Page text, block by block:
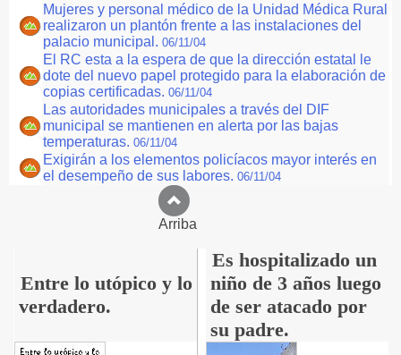
Mujeres y personal médico de la Unidad Médica Rural
realizaron un plantón frente a las instalaciones del
palacio municipal. 06/11/04
El RC esta a la espera de que la dirección estatal le
dote del nuevo papel protegido para la elaboración de
copias certificadas. 06/11/04
Las autoridades municipales a través del DIF
municipal se mantienen en alerta por las bajas
temperaturas. 06/11/04
Exigirán a los elementos policíacos mayor interés en
el desempeño de sus labores. 06/11/04
Arriba
Entre lo utópico y lo
verdadero.
Es hospitalizado un
niño de 3 años luego
de ser atacado por
su padre.